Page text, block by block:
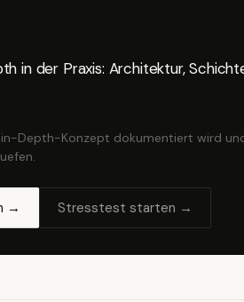
in der Praxis: Architektur,
Depth-Konzept dokumentiert wird
→ Stresstest starten →